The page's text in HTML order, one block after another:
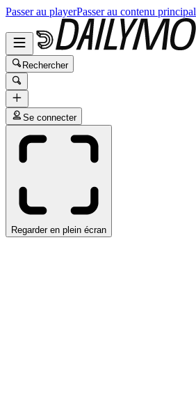
Passer au playerPasser au contenu principal
Rechercher
Se connecter
Regarder en plein écran